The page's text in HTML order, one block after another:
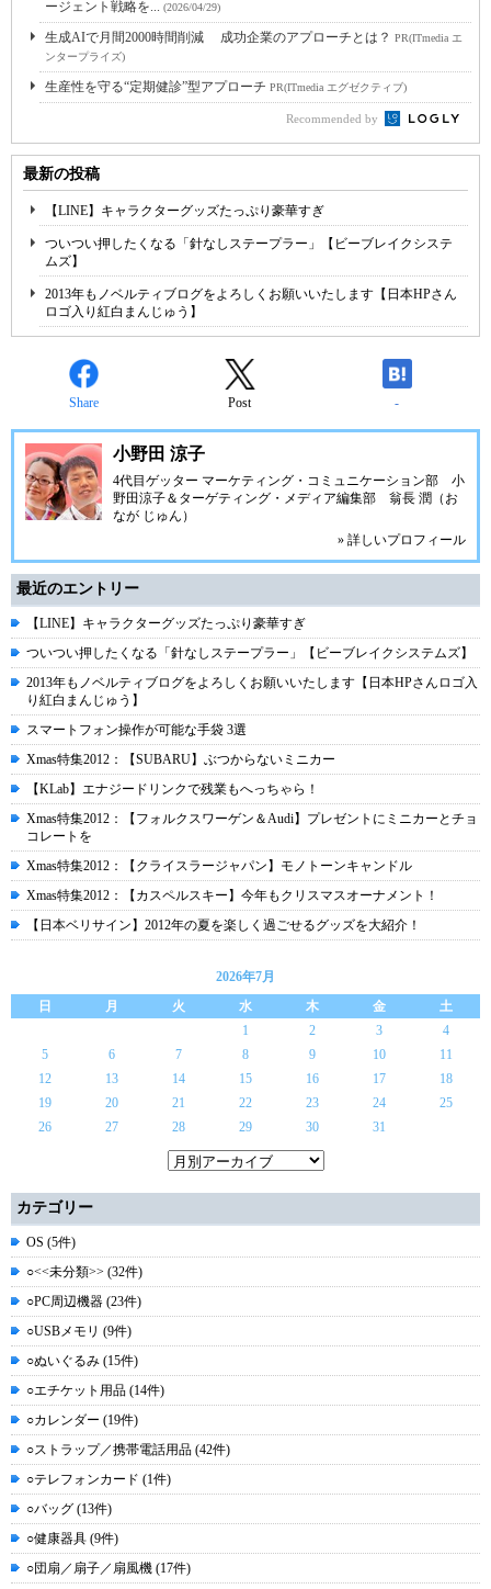
ージェント戦略を... (2026/04/29)
生成AIで月間2000時間削減 成功企業のアプローチとは？ PR(ITmedia エ
ンタープライズ)
生産性を守る“定期健診”型アプローチ PR(ITmedia エグゼクティブ)
Recommended by
最新の投稿
【LINE】キャラクターグッズたっぷり豪華すぎ
ついつい押したくなる「針なしステープラー」【ビーブレイクシステ
ムズ】
2013年もノベルティブログをよろしくお願いいたします【日本HPさん
ロゴ入り紅白まんじゅう】
Share Post -
小野田 涼子
4代目ゲッター マーケティング・コミュニケーション部 小
野田涼子＆ターゲティング・メディア編集部 翁長 潤（お
なが じゅん）
» 詳しいプロフィール
最近のエントリー
【LINE】キャラクターグッズたっぷり豪華すぎ
ついつい押したくなる「針なしステープラー」【ビーブレイクシステムズ】
2013年もノベルティブログをよろしくお願いいたします【日本HPさんロゴ入
り紅白まんじゅう】
スマートフォン操作が可能な手袋 3選
Xmas特集2012：【SUBARU】ぶつからないミニカー
【KLab】エナジードリンクで残業もへっちゃら！
Xmas特集2012：【フォルクスワーゲン＆Audi】プレゼントにミニカーとチョ
コレートを
Xmas特集2012：【クライスラージャパン】モノトーンキャンドル
Xmas特集2012：【カスペルスキー】今年もクリスマスオーナメント！
【日本ベリサイン】2012年の夏を楽しく過ごせるグッズを大紹介！
2026年7月
日
月 火 水 木 金
土
1
2 3
4
5
6 7 8 9 10
11
12
13 14 15 16 17
18
19
20 21 22 23 24
25
26
27 28 29 30 31
カテゴリー
OS (5件)
○<<未分類>> (32件)
○PC周辺機器 (23件)
○USBメモリ (9件)
○ぬいぐるみ (15件)
○エチケット用品 (14件)
○カレンダー (19件)
○ストラップ／携帯電話用品 (42件)
○テレフォンカード (1件)
○バッグ (13件)
○健康器具 (9件)
○団扇／扇子／扇風機 (17件)